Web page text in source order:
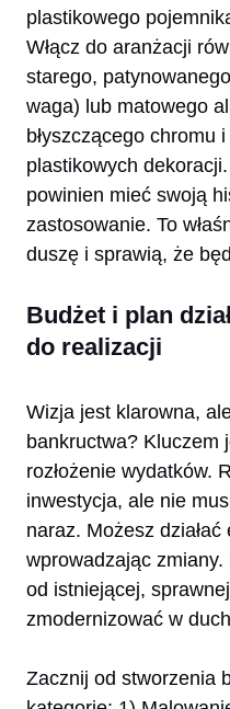
plastikowego
Włącz do aranżacji
starego,
waga) lub matowego
błyszczącego chromu
plastikowych
powinien mieć swoją
zastosowanie. To
duszę i sprawią, że
Budżet i plan
do realizacji
Wizja jest klarowna,
bankructwa? Kluczem
rozłożenie wydatków.
inwestycja, ale nie
naraz. Możesz
wprowadzając
od istniejącej,
zmodernizować w
Zacznij od stworzenia